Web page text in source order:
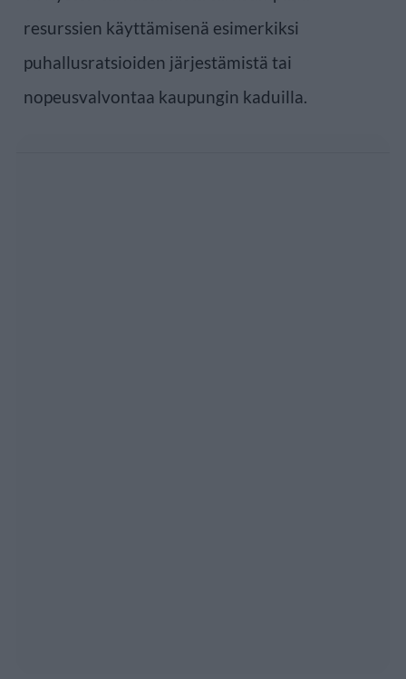
resurssien käyttämisenä esimerkiksi
puhallusratsioiden järjestämistä tai
nopeusvalvontaa kaupungin kaduilla.